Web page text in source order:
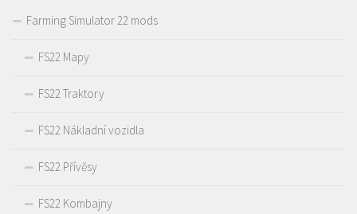
Farming Simulator 22 mods
FS22 Mapy
FS22 Traktory
FS22 Nákladní vozidla
FS22 Přívěsy
FS22 Kombajny